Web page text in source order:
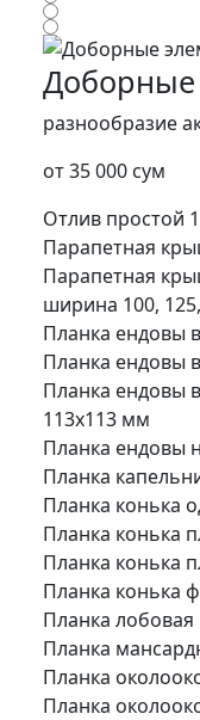
разнообразие
от 35 000 сум
Отлив простой
Парапетная
Парапетная
ширина 100,
Планка ендовы
Планка ендовы
Планка ендовы
113х113 мм
Планка ендовы
Планка
Планка конька
Планка конька
Планка конька
Планка конька
Планка лобовая
Планка
Планка
Планка